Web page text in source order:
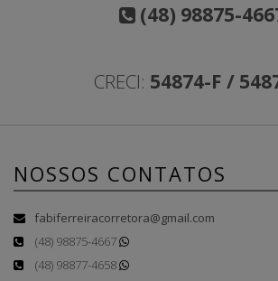
(48) 98875-
CRECI: 54874-F /
NOSSOS CONTATOS
fabiferreiracorretora@gmail.com
(48) 98875-4667
(48) 98877-4658